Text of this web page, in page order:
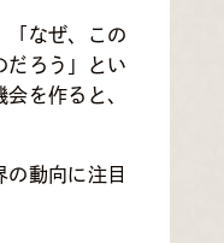
「なぜ、この
だろう」とい
を作ると、
動向に注目